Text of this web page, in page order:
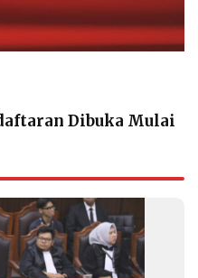
Dibuka Mulai